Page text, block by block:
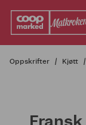
Oppskrifter Kjøtt